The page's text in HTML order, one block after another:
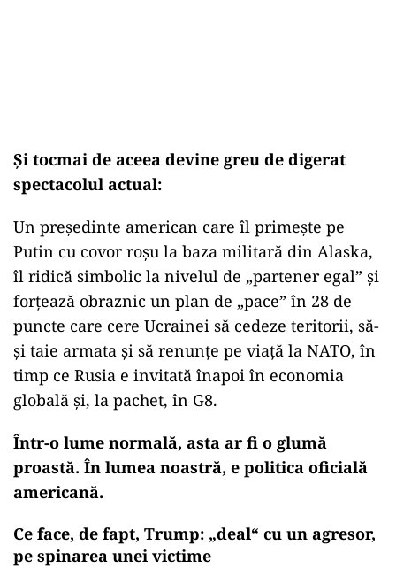
Și tocmai de aceea devine greu de digerat
spectacolul actual:
Un președinte american care îl primește pe
Putin cu covor roșu la baza militară din Alaska,
îl ridică simbolic la nivelul de „partener egal” și
forțează obraznic un plan de „pace” în 28 de
puncte care cere Ucrainei să cedeze teritorii, să-
și taie armata și să renunțe pe viață la NATO, în
timp ce Rusia e invitată înapoi în economia
globală și, la pachet, în G8.
Într-o lume normală, asta ar fi o glumă
proastă. În lumea noastră, e politica oficială
americană.
Ce face, de fapt, Trump: „deal“ cu un agresor,
pe spinarea unei victime